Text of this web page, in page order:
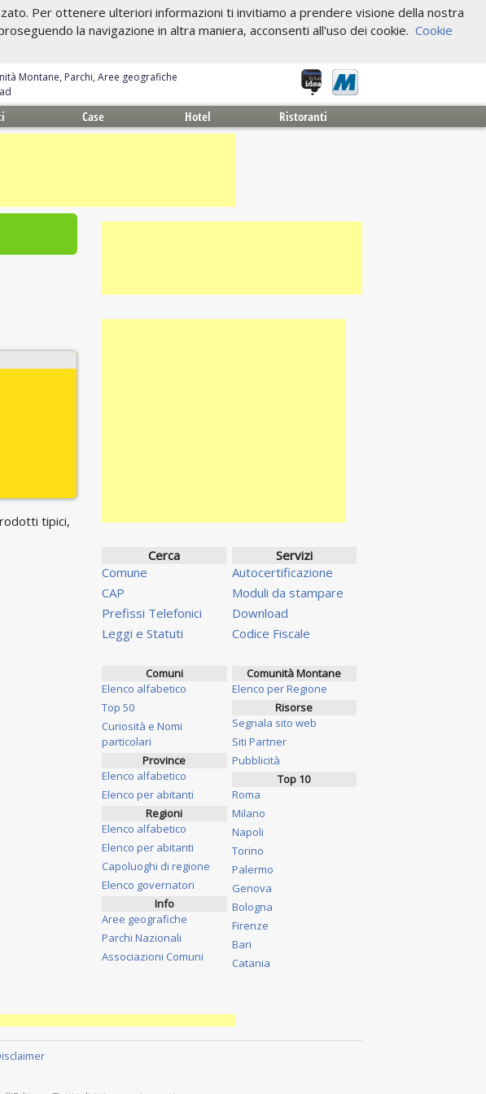
Per ottenere ulteriori informazioni ti invitiamo a prendere visione della nostra
la navigazione in altra maniera, acconsenti all'uso dei cookie. Cookie
Montane, Parchi, Aree geografiche
Case Hotel Ristoranti
tipici,
Cerca
Comune
CAP
Prefissi Telefonici
Leggi e Statuti
Servizi
Autocertificazione
Moduli da stampare
Download
Codice Fiscale
Comuni
Elenco alfabetico
Top 50
Curiosità e Nomi
particolari
Province
Elenco alfabetico
Elenco per abitanti
Regioni
Elenco alfabetico
Elenco per abitanti
Capoluoghi di regione
Elenco governatori
Info
Aree geografiche
Parchi Nazionali
Associazioni Comuni
Comunità Montane
Elenco per Regione
Risorse
Segnala sito web
Siti Partner
Pubblicità
Top 10
Roma
Milano
Napoli
Torino
Palermo
Genova
Bologna
Firenze
Bari
Catania